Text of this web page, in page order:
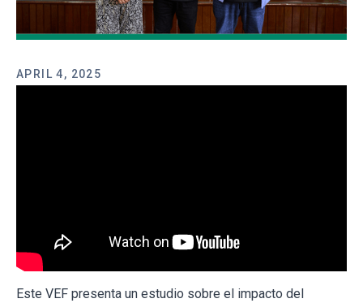
APRIL 4, 2025
Este VEF presenta un estudio sobre el impacto del